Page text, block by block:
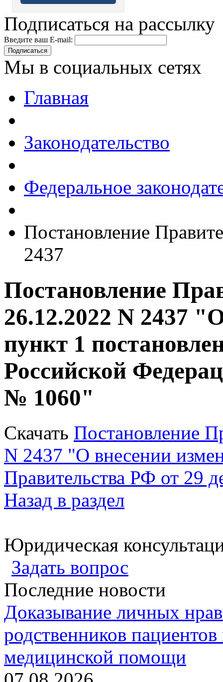
Подписаться на рассылку
Введите ваш E-mail:
Подписаться
Мы в социальных сетях
Главная
Законодательство
Федеральное
Постановление
2437
Постановление
26.12.2022 N 2437
пункт 1
Российской
№ 1060"
Скачать Постановление
N 2437 "О внесении
Правительства РФ от 29
Назад в раздел
Юридическая
Задать вопрос
Последние новости
Доказывание личных
родственников
медицинской помощи